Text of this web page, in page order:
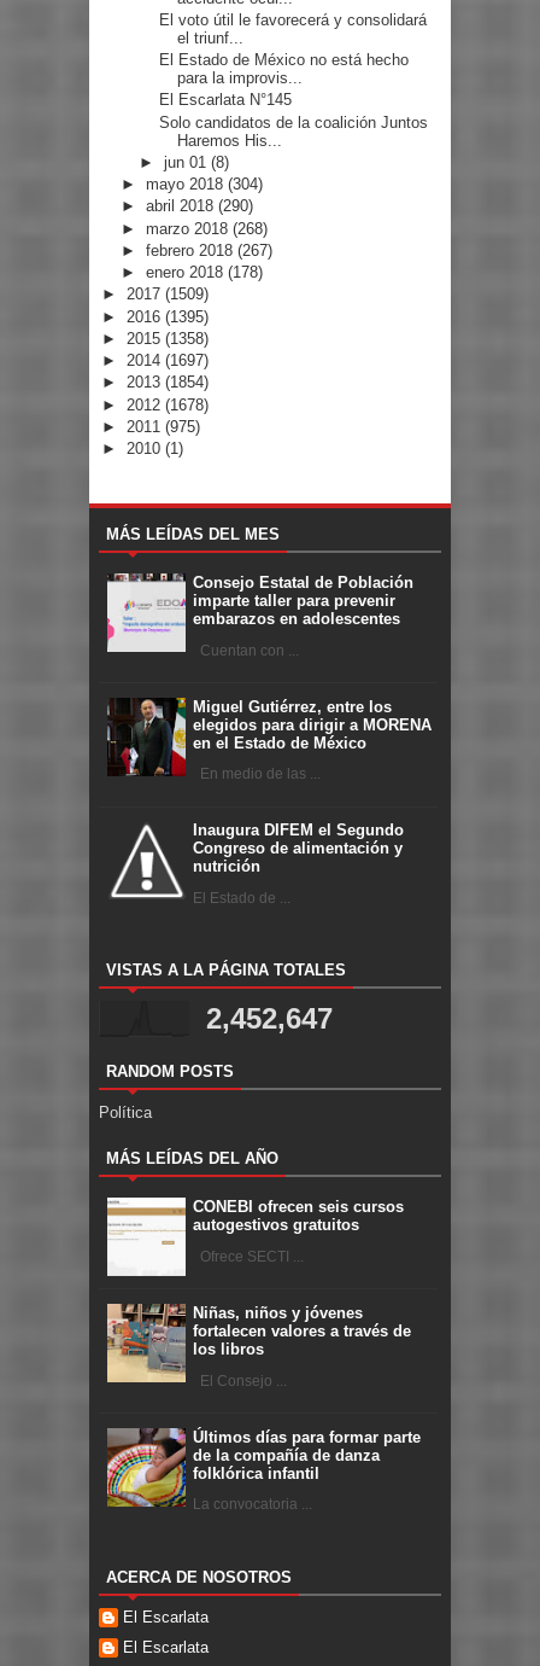
El voto útil le favorecerá y consolidará
el triunf...
El Estado de México no está hecho
para la improvis...
El Escarlata N°145
Solo candidatos de la coalición Juntos
Haremos His...
►jun 01(8)
► mayo 2018 (304)
► abril 2018 (290)
► marzo 2018 (268)
► febrero 2018 (267)
► enero 2018 (178)
► 2017 (1509)
► 2016 (1395)
► 2015 (1358)
► 2014 (1697)
► 2013 (1854)
► 2012 (1678)
► 2011 (975)
► 2010 (1)
MÁS LEÍDAS DEL MES
Consejo Estatal de Población
imparte taller para prevenir
embarazos en adolescentes
Cuentan con ...
Miguel Gutiérrez, entre los
elegidos para dirigir a MORENA
en el Estado de México
En medio de las ...
Inaugura DIFEM el Segundo
Congreso de alimentación y
nutrición
El Estado de ...
VISTAS A LA PÁGINA TOTALES
2,452,647
RANDOM POSTS
Política
MÁS LEÍDAS DEL AÑO
CONEBI ofrecen seis cursos
autogestivos gratuitos
Ofrece SECTI ...
Niñas, niños y jóvenes
fortalecen valores a través de
los libros
El Consejo ...
Últimos días para formar parte
de la compañía de danza
folklórica infantil
La convocatoria ...
ACERCA DE NOSOTROS
El Escarlata
El Escarlata